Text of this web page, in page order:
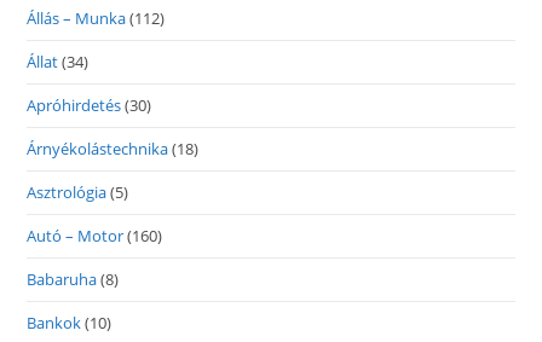
Állás – Munka(112)
Állat(34)
Apróhirdetés(30)
Árnyékolástechnika(18)
Asztrológia(5)
Autó – Motor(160)
Babaruha(8)
Bankok(10)